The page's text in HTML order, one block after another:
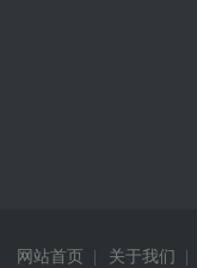
网站首页 关于我们